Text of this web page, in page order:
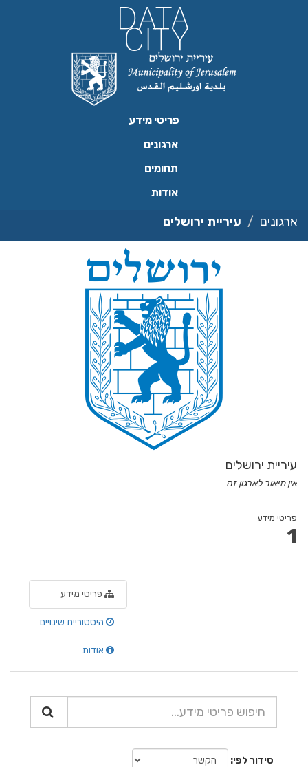
פריטי מידע
ארגונים
תחומים
אודות
ארגונים עיריית ירושלים
עיריית ירושלים
אין תיאור לארגון זה
פריטי מידע
1
פריטי מידע
היסטוריית שינויים
אודות
סידור לפי